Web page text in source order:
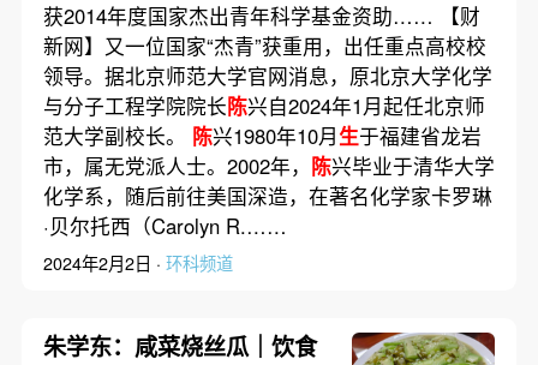
获2014年度国家杰出青年科学基金资助…… 【财
新网】又一位国家“杰青”获重用，出任重点高校校
领导。据北京师范大学官网消息，原北京大学化学
与分子工程学院院长陈兴自2024年1月起任北京师
范大学副校长。 陈兴1980年10月生于福建省龙岩
市，属无党派人士。2002年， 陈兴毕业于清华大学
化学系，随后前往美国深造，在著名化学家卡罗琳
·贝尔托西（Carolyn R.……
2024年2月2日 · 环科频道
朱学东：咸菜烧丝瓜｜饮食